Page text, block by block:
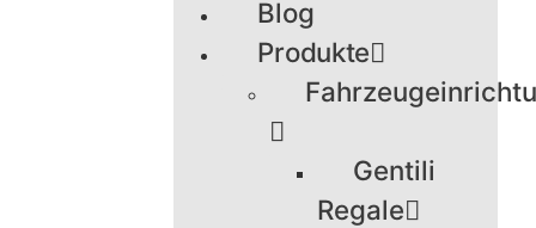
Blog
Produkte
Gentili
Regale